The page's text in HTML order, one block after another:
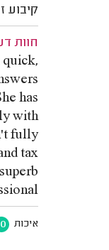
קיבוע
חוות
quick,
has
with
fully
tax
איכות